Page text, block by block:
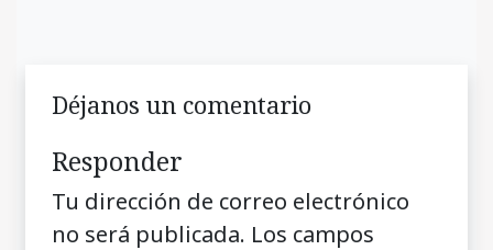
Déjanos un comentario
Responder
Tu dirección de correo electrónico
no será publicada. Los campos